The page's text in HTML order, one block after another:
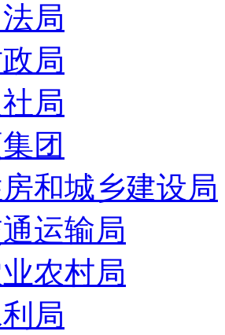
局
局
局
团
和城乡建设局
运输局
农村局
局